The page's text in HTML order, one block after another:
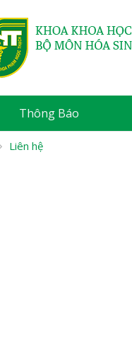
Thông Báo
Liên hệ